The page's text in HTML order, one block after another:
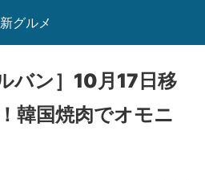
グルメ
バン］10月17日移
韓国焼肉でオモニ